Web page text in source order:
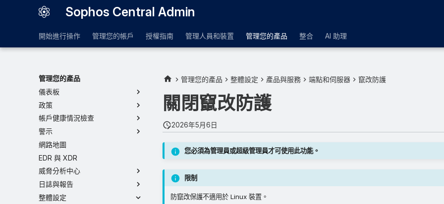
Sophos Central Admin
開始進行操作 管理您的帳戶 授權指南 管理人員和裝置 管理您的產品 整合 AI 助理
管理您的產品
儀表板
政策
帳戶健康情況檢查
警示
網路地圖
EDR 與 XDR
威脅分析中心
日誌與報告
整體設定
管理您的產品 整體設定 產品與服務 端點和伺服器 竄改防護
關閉竄改防護
2026年5月6日
您必須為管理員或超級管理員才可使用此功能。
限制
防竄改保護不適用於 Linux 裝置。